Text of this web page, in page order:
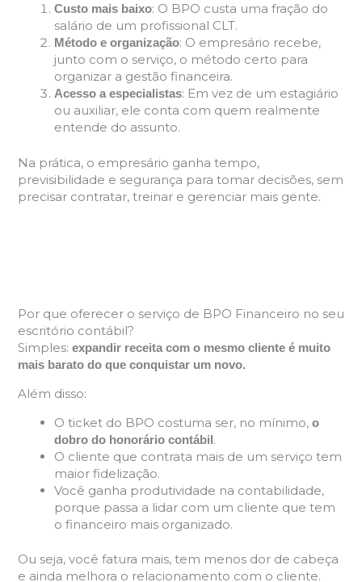
Custo mais baixo: O BPO custa uma fração do
salário de um profissional CLT.
Método e organização: O empresário recebe,
junto com o serviço, o método certo para
organizar a gestão financeira.
Acesso a especialistas: Em vez de um estagiário
ou auxiliar, ele conta com quem realmente
entende do assunto.
Na prática, o empresário ganha tempo,
previsibilidade e segurança para tomar decisões, sem
precisar contratar, treinar e gerenciar mais gente.
Por que oferecer o serviço de BPO Financeiro no seu
escritório contábil?
Simples: expandir receita com o mesmo cliente é muito
mais barato do que conquistar um novo.
Além disso:
O ticket do BPO costuma ser, no mínimo, o
dobro do honorário contábil.
O cliente que contrata mais de um serviço tem
maior fidelização.
Você ganha produtividade na contabilidade,
porque passa a lidar com um cliente que tem
o financeiro mais organizado.
Ou seja, você fatura mais, tem menos dor de cabeça
e ainda melhora o relacionamento com o cliente.